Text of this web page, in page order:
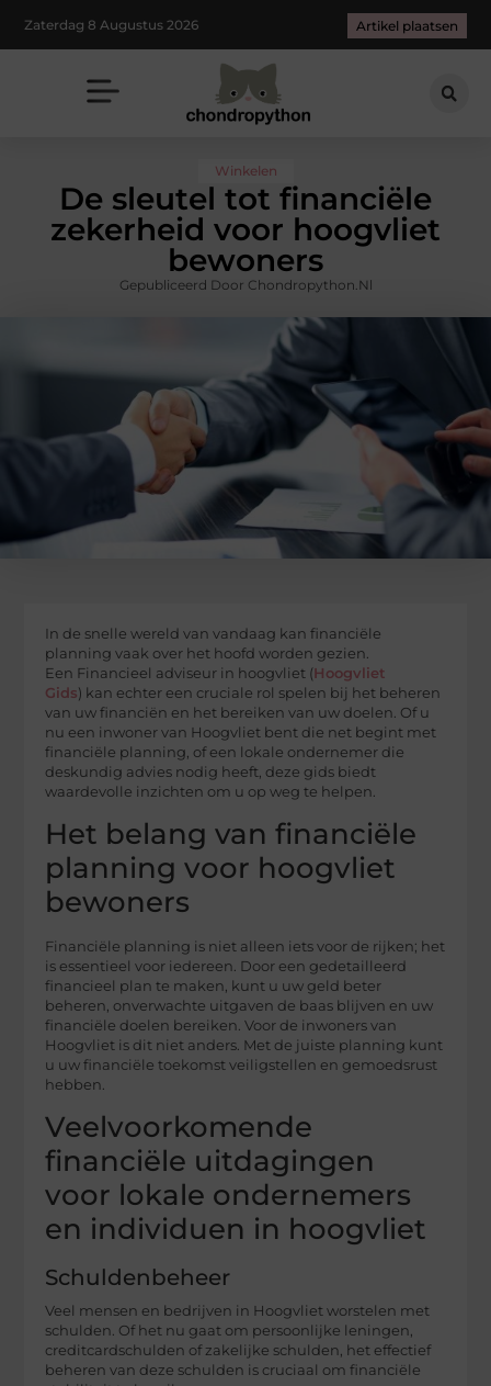
Zaterdag 8 Augustus 2026 Artikel plaatsen
Winkelen
De sleutel tot financiële
zekerheid voor hoogvliet
bewoners
Gepubliceerd Door Chondropython.nl
In de snelle wereld van vandaag kan financiële
planning vaak over het hoofd worden gezien.
Een Financieel adviseur in hoogvliet (Hoogvliet
Gids) kan echter een cruciale rol spelen bij het beheren
van uw financiën en het bereiken van uw doelen. Of u
nu een inwoner van Hoogvliet bent die net begint met
financiële planning, of een lokale ondernemer die
deskundig advies nodig heeft, deze gids biedt
waardevolle inzichten om u op weg te helpen.
Het belang van financiële
planning voor hoogvliet
bewoners
Financiële planning is niet alleen iets voor de rijken; het
is essentieel voor iedereen. Door een gedetailleerd
financieel plan te maken, kunt u uw geld beter
beheren, onverwachte uitgaven de baas blijven en uw
financiële doelen bereiken. Voor de inwoners van
Hoogvliet is dit niet anders. Met de juiste planning kunt
u uw financiële toekomst veiligstellen en gemoedsrust
hebben.
Veelvoorkomende
financiële uitdagingen
voor lokale ondernemers
en individuen in hoogvliet
Schuldenbeheer
Veel mensen en bedrijven in Hoogvliet worstelen met
schulden. Of het nu gaat om persoonlijke leningen,
creditcardschulden of zakelijke schulden, het effectief
beheren van deze schulden is cruciaal om financiële